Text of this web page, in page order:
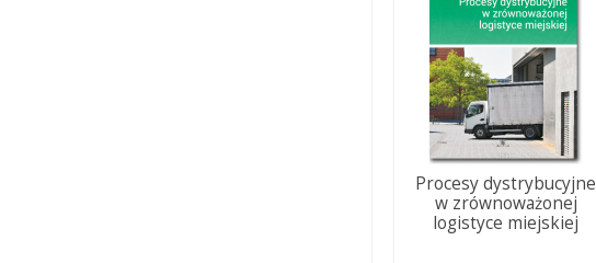
Procesy dystrybucyjne
w zrównoważonej
logistyce miejskiej